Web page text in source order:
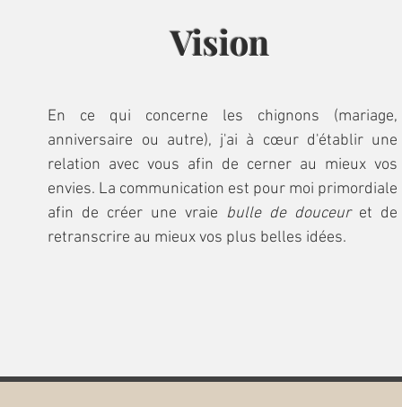
Vision
En ce qui concerne les chignons (mariage,
anniversaire ou autre), j'ai à cœur d'établir une
relation avec vous afin de cerner au mieux vos
envies. La communication est pour moi primordiale
afin de créer une vraie bulle de douceuret de
retranscrire au mieux vos plus belles idées.